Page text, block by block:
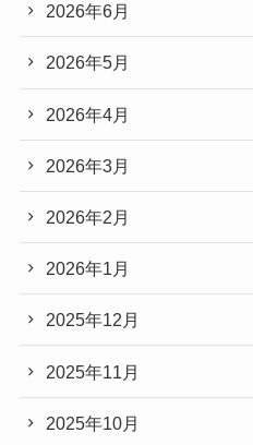
2026年6月
2026年5月
2026年4月
2026年3月
2026年2月
2026年1月
2025年12月
2025年11月
2025年10月